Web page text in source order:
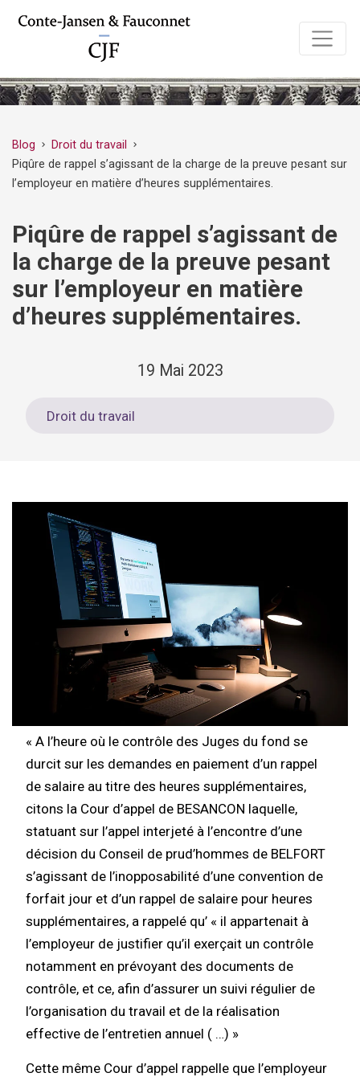
Blog chevron_right Droit du travail chevron_right
Piqûre de rappel s’agissant de la charge de la preuve pesant sur
l’employeur en matière d’heures supplémentaires.
Piqûre de rappel s’agissant de
la charge de la preuve pesant
sur l’employeur en matière
d’heures supplémentaires.
19 Mai 2023
Droit du travail
« A l’heure où le contrôle des Juges du fond se
durcit sur les demandes en paiement d’un rappel
de salaire au titre des heures supplémentaires,
citons la Cour d’appel de BESANCON laquelle,
statuant sur l’appel interjeté à l’encontre d’une
décision du Conseil de prud’hommes de BELFORT
s’agissant de l’inopposabilité d’une convention de
forfait jour et d’un rappel de salaire pour heures
supplémentaires, a rappelé qu’ « il appartenait à
l’employeur de justifier qu’il exerçait un contrôle
notamment en prévoyant des documents de
contrôle, et ce, afin d’assurer un suivi régulier de
l’organisation du travail et de la réalisation
effective de l’entretien annuel ( …) »
Cette même Cour d’appel rappelle que l’employeur